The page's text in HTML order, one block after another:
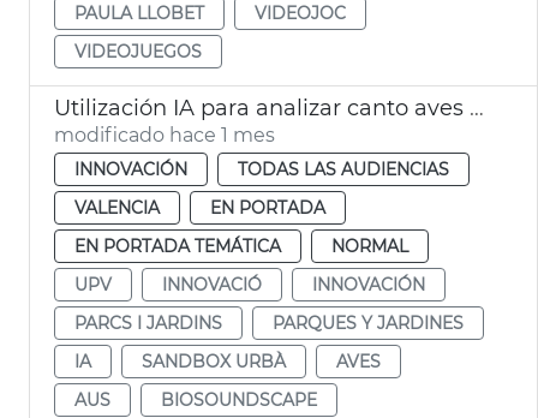
PAULA LLOBET
VIDEOJOC
VIDEOJUEGOS
Utilización IA para analizar canto aves y medir salud parques y jardines
modificado hace 1 mes
INNOVACIÓN
TODAS LAS AUDIENCIAS
VALENCIA
EN PORTADA
EN PORTADA TEMÁTICA
NORMAL
UPV
INNOVACIÓ
INNOVACIÓN
PARCS I JARDINS
PARQUES Y JARDINES
IA
SANDBOX URBÀ
AVES
AUS
BIOSOUNDSCAPE